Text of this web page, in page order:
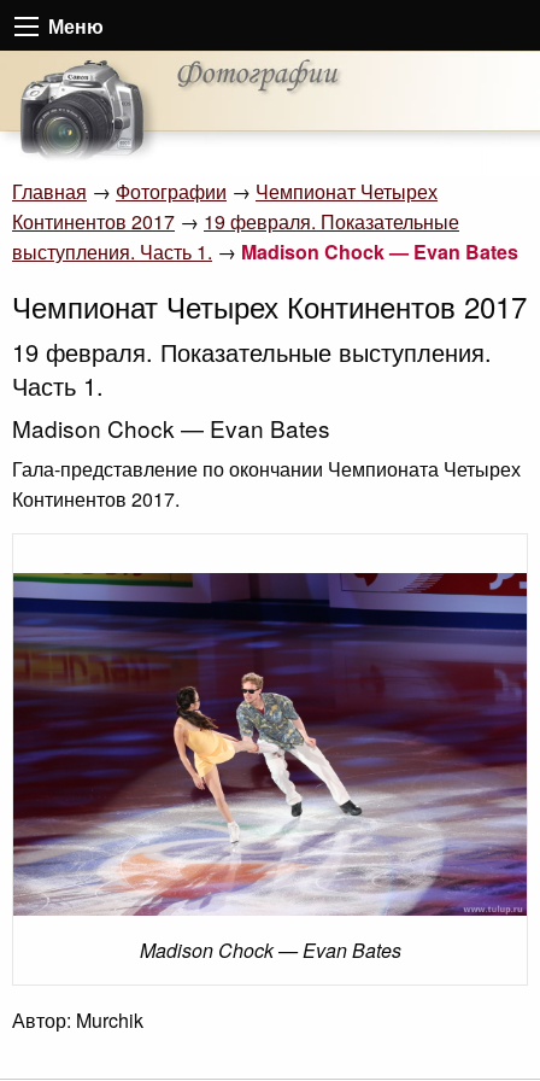
Меню
Главная → Фотографии → Чемпионат Четырех
Континентов 2017 → 19 февраля. Показательные
выступления. Часть 1. → Madison Chock — Evan Bates
Чемпионат Четырех Континентов 2017
19 февраля. Показательные выступления.
Часть 1.
Madison Chock — Evan Bates
Гала-представление по окончании Чемпионата Четырех
Континентов 2017.
Madison Chock — Evan Bates
Автор: Murchik